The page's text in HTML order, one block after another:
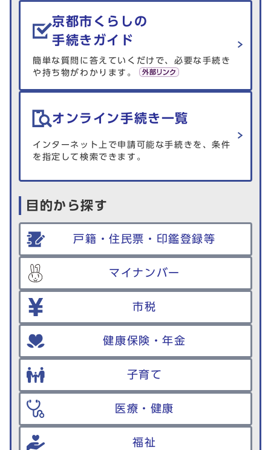
生活情報を探す
京都市くらしの
手続きガイド
簡単な質問に答えていくだけで、必要な手続き
や持ち物がわかります。
オンライン手続き一覧
インターネット上で申請可能な手続きを、条件
を指定して検索できます。
目的から探す
戸籍・住民票・印鑑登録等
マイナンバー
市税
健康保険・年金
子育て
医療・健康
福祉